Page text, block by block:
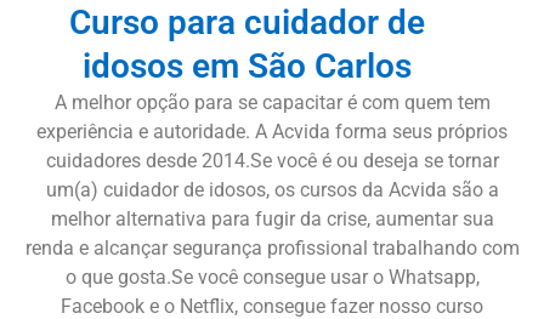
Curso para cuidador de
idosos em São Carlos
A melhor opção para se capacitar é com quem tem
experiência e autoridade. A Acvida forma seus próprios
cuidadores desde 2014.Se você é ou deseja se tornar
um(a) cuidador de idosos, os cursos da Acvida são a
melhor alternativa para fugir da crise, aumentar sua
renda e alcançar segurança profissional trabalhando com
o que gosta.Se você consegue usar o Whatsapp,
Facebook e o Netflix, consegue fazer nosso curso